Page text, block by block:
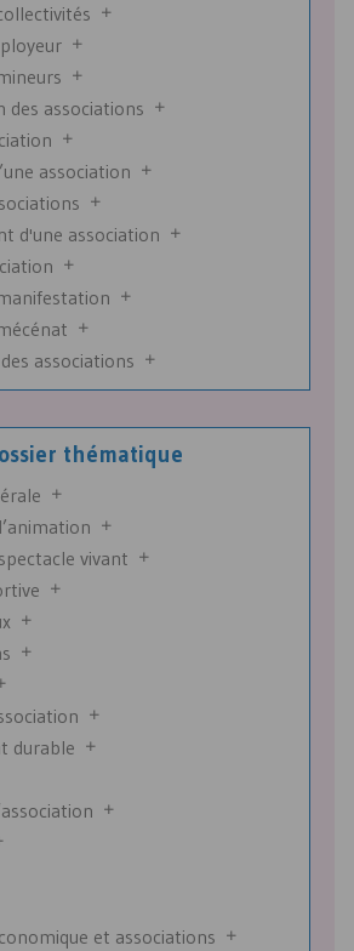
des associations
association
d'une association
associations
thématique
vivant
durable
et associations